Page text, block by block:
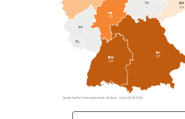
BW
0,6
BY
0,7
HE
0,5
RP
–
SL
–
SN
0,4
TH
–
Quelle: Listflix-Firmendatenbank · listflix.de · Stand 06.08.2026